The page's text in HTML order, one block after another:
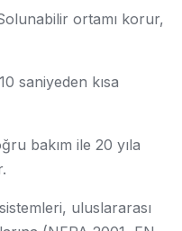
ortamı korur,
saniyeden kısa
bakım ile 20 yıla
uluslararası